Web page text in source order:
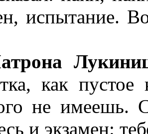
испытание.
как пустое
не имеешь.
и экзамен: